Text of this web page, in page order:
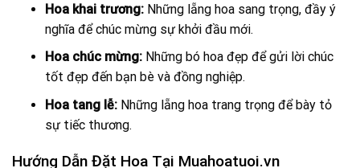
Hoa khai trương:Những lẵng hoa sang trọng, đầy ý
nghĩa để chúc mừng sự khởi đầu mới.
Hoa chúc mừng:Những bó hoa đẹp để gửi lời chúc
tốt đẹp đến bạn bè và đồng nghiệp.
Hoa tang lễ:Những lẵng hoa trang trọng để bày tỏ
sự tiếc thương.
Hướng Dẫn Đặt Hoa Tại Muahoatuoi.vn